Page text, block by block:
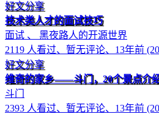
好文分享
技术类人才的面试技巧
面试 、 黑夜路人的开源世界
2119 人看过、暂无评论、13年前
好文分享
维奇的家乡——斗门，20个景点介
斗门
2393 人看过、暂无评论、13年前